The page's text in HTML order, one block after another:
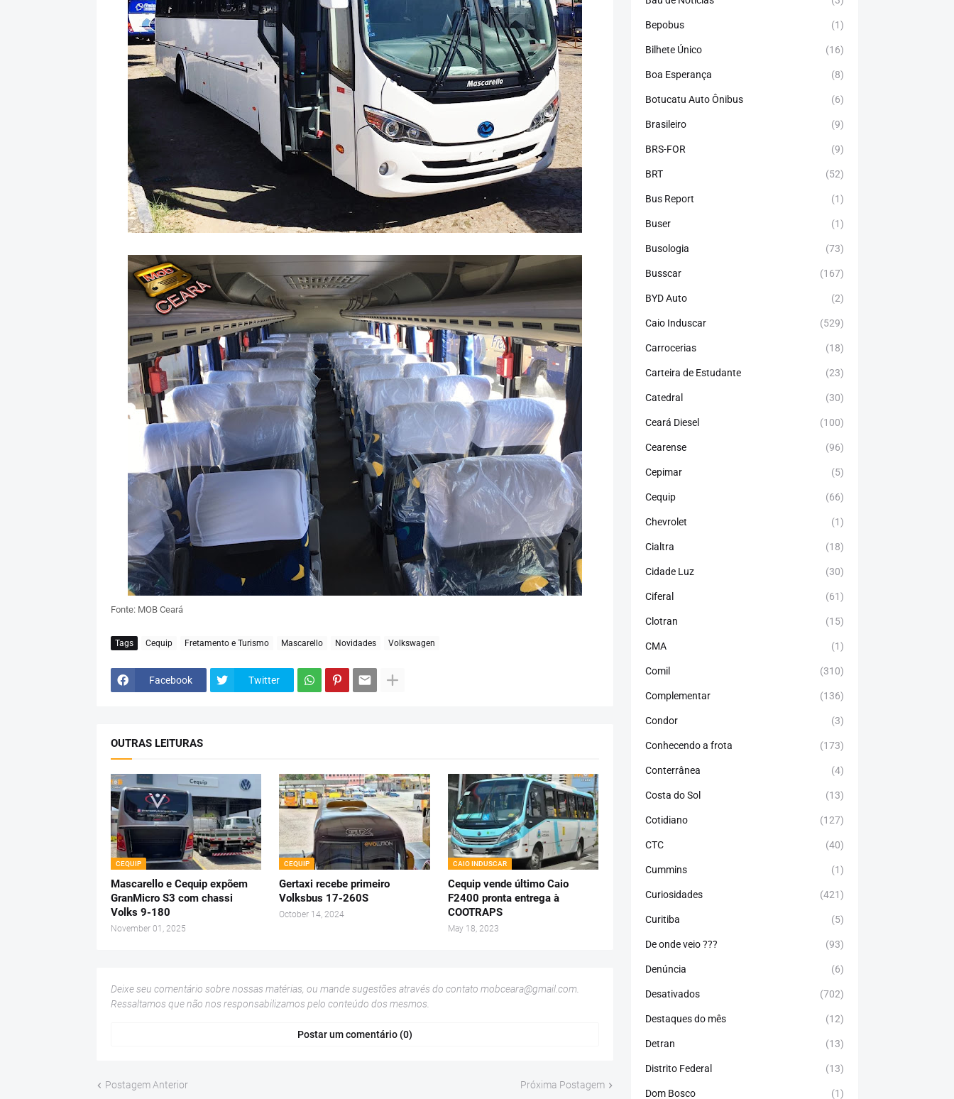
Fonte: MOB Ceará
Tags Cequip Fretamento e Turismo Mascarello Novidades Volkswagen
Facebook Twitter
OUTRAS LEITURAS
CEQUIP
Mascarello e Cequip expõem
GranMicro S3 com chassi
Volks 9-180
November 01, 2025
CEQUIP
Gertaxi recebe primeiro
Volksbus 17-260S
October 14, 2024
CAIO INDUSCAR
Cequip vende último Caio
F2400 pronta entrega à
COOTRAPS
May 18, 2023
Deixe seu comentário sobre nossas matérias, ou mande sugestões através do contato mobceara@gmail.com.
Ressaltamos que não nos responsabilizamos pelo conteúdo dos mesmos.
Postar um comentário (0)
Postagem Anterior Próxima Postagem
Bepobus (1)
Bilhete Único (16)
Boa Esperança (8)
Botucatu Auto Ônibus (6)
Brasileiro (9)
BRS-FOR (9)
BRT (52)
Bus Report (1)
Buser (1)
Busologia (73)
Busscar (167)
BYD Auto (2)
Caio Induscar (529)
Carrocerias (18)
Carteira de Estudante (23)
Catedral (30)
Ceará Diesel (100)
Cearense (96)
Cepimar (5)
Cequip (66)
Chevrolet (1)
Cialtra (18)
Cidade Luz (30)
Ciferal (61)
Clotran (15)
CMA (1)
Comil (310)
Complementar (136)
Condor (3)
Conhecendo a frota (173)
Conterrânea (4)
Costa do Sol (13)
Cotidiano (127)
CTC (40)
Cummins (1)
Curiosidades (421)
Curitiba (5)
De onde veio ??? (93)
Denúncia (6)
Desativados (702)
Destaques do mês (12)
Detran (13)
Distrito Federal (13)
Dom Bosco (1)